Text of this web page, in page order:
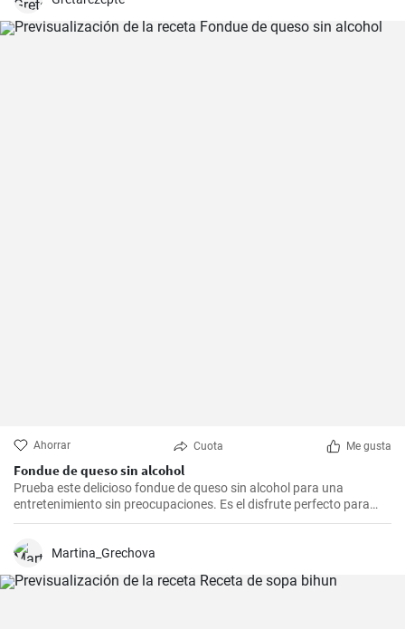
Ahorrar Cuota Me gusta
Fondue de queso sin alcohol
Prueba este delicioso fondue de queso sin alcohol para una
entretenimiento sin preocupaciones. Es el disfrute perfecto para
una noche acogedora con amigos y familiares. Sírvelo con tus
frutas para una experiencia culinaria inolvidable.
Martina_Grechova